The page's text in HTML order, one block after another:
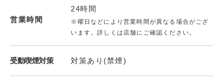
営業時間
24時間
※曜日などにより営業時間が異なる場合がござ
います。詳しくは店舗にご確認ください。
受動喫煙対策 対策あり(禁煙)